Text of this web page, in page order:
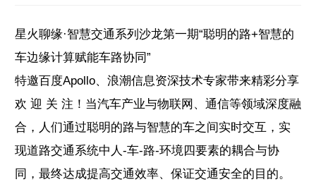
星火聊缘·智慧交通系列沙龙第一期“聪明的路+智慧的
车边缘计算赋能车路协同”
特邀百度Apollo、浪潮信息资深技术专家带来精彩分享
欢 迎 关 注！当汽车产业与物联网、通信等领域深度融
合，人们通过聪明的路与智慧的车之间实时交互，实
现道路交通系统中人-车-路-环境四要素的耦合与协
同，最终达成提高交通效率、保证交通安全的目的。